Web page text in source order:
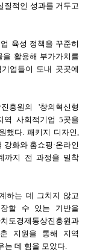
질적인 성과를 거두고
육성 정책을 꾸준히
활용해 부가가치를
업들이 도내 곳곳에
흥원의 '창의혁신형
역 사회적기업 5곳을
했다. 패키지 디자인
강화와 홈쇼핑·온라인
까지 전 과정을 밀착
하는 데 그치지 않고
할 수 있는 기반을
도경제통상진흥원과
지원을 통해 지역
는 데 힘을 모았다